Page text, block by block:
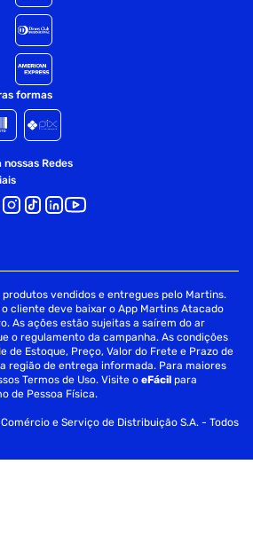
formas
nossas Redes
produtos vendidos e entregues pelo Martins.
cliente deve baixar o App Martins Atacado
As ações estão sujeitas a saírem do ar
o regulamento da campanha. As condições
de Estoque, Preço, Valor do Frete e Prazo de
região de entrega informada. Para maiores
Termos de Uso. Visite oeFácil para
de Pessoa Física.
e Serviço de Distribuição S.A. - Todos